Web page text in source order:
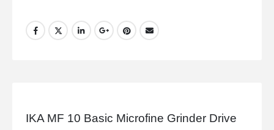
IKA MF 10 Basic Microfine Grinder Drive